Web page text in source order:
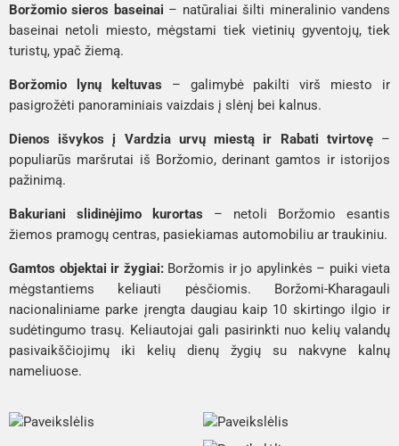
Boržomio sieros baseinai – natūraliai šilti mineralinio vandens
baseinai netoli miesto, mėgstami tiek vietinių gyventojų, tiek
turistų, ypač žiemą.
Boržomio lynų keltuvas – galimybė pakilti virš miesto ir
pasigrožėti panoraminiais vaizdais į slėnį bei kalnus.
Dienos išvykos į Vardzia urvų miestą ir Rabati tvirtovę–
populiarūs maršrutai iš Boržomio, derinant gamtos ir istorijos
pažinimą.
Bakuriani slidinėjimo kurortas – netoli Boržomio esantis
žiemos pramogų centras, pasiekiamas automobiliu ar traukiniu.
Gamtos objektai ir žygiai: Boržomis ir jo apylinkės – puiki vieta
mėgstantiems keliauti pėsčiomis. Boržomi-Kharagauli
nacionaliniame parke įrengta daugiau kaip 10 skirtingo ilgio ir
sudėtingumo trasų. Keliautojai gali pasirinkti nuo kelių valandų
pasivaikščiojimų iki kelių dienų žygių su nakvyne kalnų
nameliuose.